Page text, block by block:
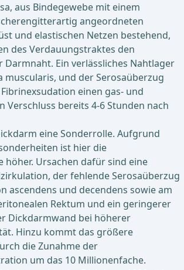
aus Bindegewebe mit einem
angeordneten
und elastischen Netzen bestehend,
des Verdauungstraktes den
Darmnaht. Ein verlässliches Nahtlager
muscularis, und der Serosaüberzug
einen gas- und
Verschluss bereits 4-6 Stunden nach
eine Sonderrolle. Aufgrund
ist hier die
höher. Ursachen dafür sind eine
der fehlende Serosaüberzug
ascendens und decendens sowie am
Rektum und ein geringerer
Dickdarmwand bei höherer
Hinzu kommt das größere
die Zunahme der
um das 10 Millionenfache.